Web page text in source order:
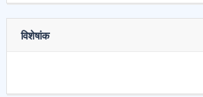
विशेषांक